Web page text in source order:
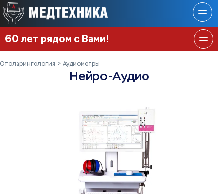
60 лет рядом с Вами!
Отоларингология Аудиометры
Нейро-Аудио